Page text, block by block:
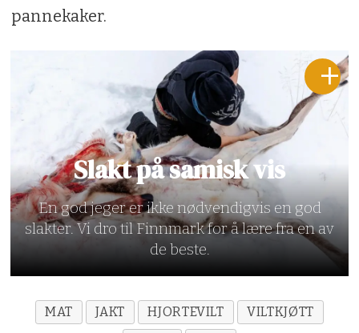
pannekaker.
Slakt på samisk vis
En god jeger er ikke nødvendigvis en god
slakter. Vi dro til Finnmark for å lære fra en av
de beste.
MAT JAKT HJORTEVILT
VILTKJØTT